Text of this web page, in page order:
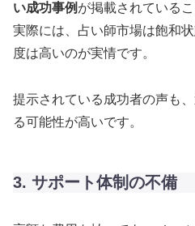
い成功事例 が掲載されているこ
実際には、占い師市場は飽和
度は高いのが実情です。
提示されている成功者の声も
る可能性が高いです。
3. サポート体制の不備